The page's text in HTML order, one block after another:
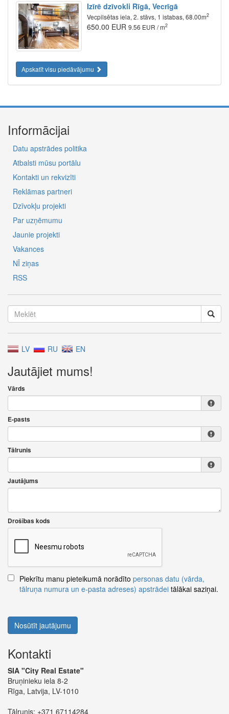
Izīrē dzīvokli Rīgā, Vecrīgā
Vecpilsētas iela, 2. stāvs, 1 istabas, 68.00m2
650.00 EUR 9.56 EUR / m2
Apskatīt visu piedāvājumu
Informācijai
Datu apstrādes politika
Atbalsti mūsu portālu
Kontakti un rekvizīti
Reklāmas partneri
Dzīvokļu projekti
Par uzņēmumu
Jaunie projekti
Vakances
NĪ ziņas
RSS
LV RU EN
Jautājiet mums!
Vārds
E-pasts
Tālrunis
Jautājums
Drošības kods
Piekrītu manu pieteikumā norādīto personas datu (vārda,
tālruņa numura un e-pasta adreses) apstrādei tālākai saziņai.
Nosūtīt jautājumu
Kontakti
SIA "City Real Estate"
Bruņinieku iela 8-2
Rīga, Latvija, LV-1010
Tālrunis: +371 67114284